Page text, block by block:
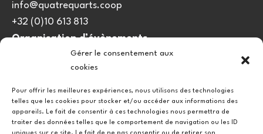
Gérer le consentement aux
cookies
Pour offrir les meilleures expériences, nous utilisons des technologies
telles que les cookies pour stocker et/ou accéder aux informations des
appareils. Le fait de consentir à ces technologies nous permettra de
traiter des données telles que le comportement de navigation ou les ID
info@quatrequarts.coop
+32 (0)10 613 813
Organisation d’évènements
viedulieu@quatrequarts.coop
Politique de cookies (UE)